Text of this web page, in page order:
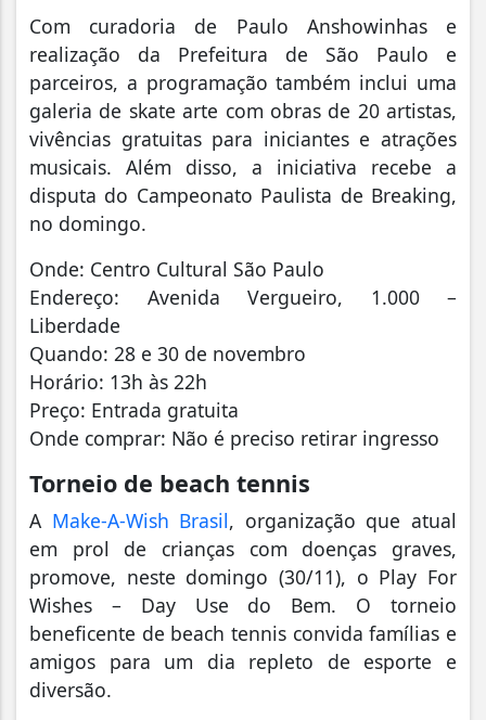
Com curadoria de Paulo Anshowinhas e
realização da Prefeitura de São Paulo e
parceiros, a programação também inclui uma
galeria de skate arte com obras de 20 artistas,
vivências gratuitas para iniciantes e atrações
musicais. Além disso, a iniciativa recebe a
disputa do Campeonato Paulista de Breaking,
no domingo.
Onde: Centro Cultural São Paulo
Endereço: Avenida Vergueiro, 1.000 –
Liberdade
Quando: 28 e 30 de novembro
Horário: 13h às 22h
Preço: Entrada gratuita
Onde comprar: Não é preciso retirar ingresso
Torneio de beach tennis
A Make-A-Wish Brasil, organização que atual
em prol de crianças com doenças graves,
promove, neste domingo (30/11), o Play For
Wishes – Day Use do Bem. O torneio
beneficente de beach tennis convida famílias e
amigos para um dia repleto de esporte e
diversão.